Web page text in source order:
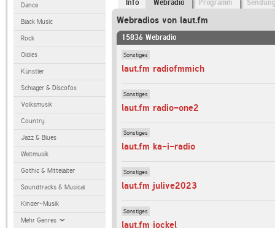
Dance
Black Music
Rock
Oldies
Künstler
Schlager & Discofox
Volksmusik
Country
Jazz & Blues
Weltmusik
Gothic & Mittelalter
Soundtracks & Musical
Kinder-Musik
Mehr Genres
Info Webradio Programm
Webradios von laut.fm
15836 Webradio
Sonstiges
laut.fm radiofmmich
Sonstiges
laut.fm radio-one2
Sonstiges
laut.fm ka-i-radio
Sonstiges
laut.fm julive2023
Sonstiges
laut.fm jockel